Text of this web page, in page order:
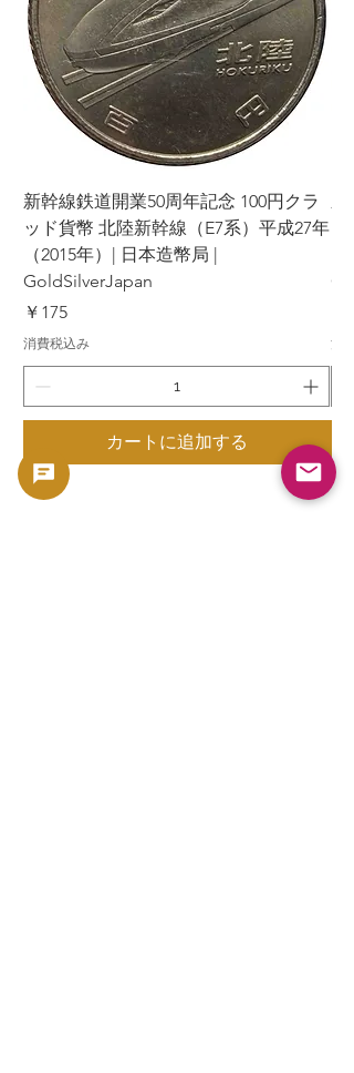
新幹線鉄道開業50周年記念 100円クラ
ッド貨幣 北陸新幹線（E7系）平成27年
（2015年）| 日本造幣局 |
GoldSilverJapan
価格
￥175
消費税込み
カートに追加する
消